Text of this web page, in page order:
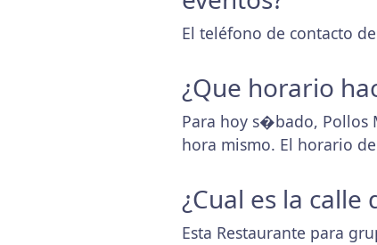
El teléfono de contacto
¿Que horario
Para hoy s�bado, Pollos
hora mismo. El horario
¿Cual es la
Esta Restaurante para